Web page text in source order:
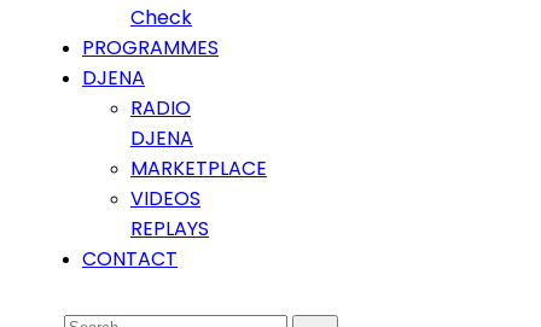
Check
PROGRAMMES
DJENA
RADIO
DJENA
MARKETPLACE
VIDEOS
REPLAYS
CONTACT